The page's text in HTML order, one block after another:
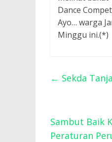
Dance
Ayo… warga
Minggu ini.(*)
← Sekda
Sambut Baik
Peraturan